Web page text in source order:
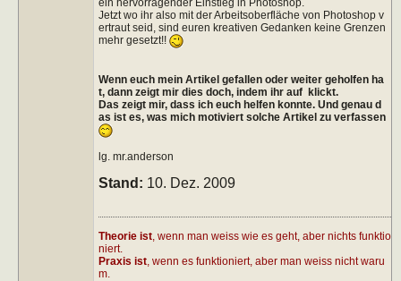
Jetzt wo ihr also mit der Arbeitsoberfläche von Photoshop v
ertraut seid, sind euren kreativen Gedanken keine Grenzen
mehr gesetzt!!
Wenn euch mein Artikel gefallen oder weiter geholfen ha
t, dann zeigt mir dies doch, indem ihr auf klickt.
Das zeigt mir, dass ich euch helfen konnte. Und genau d
as ist es, was mich motiviert solche Artikel zu verfassen
lg. mr.anderson
Stand: 10. Dez. 2009
Theorie ist, wenn man weiss wie es geht, aber nichts funktio
niert.
Praxis ist, wenn es funktioniert, aber man weiss nicht waru
m.